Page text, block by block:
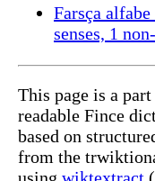
Farsça
senses, 1
This page is a
readable Fince
based on
from the
using wiktextract (